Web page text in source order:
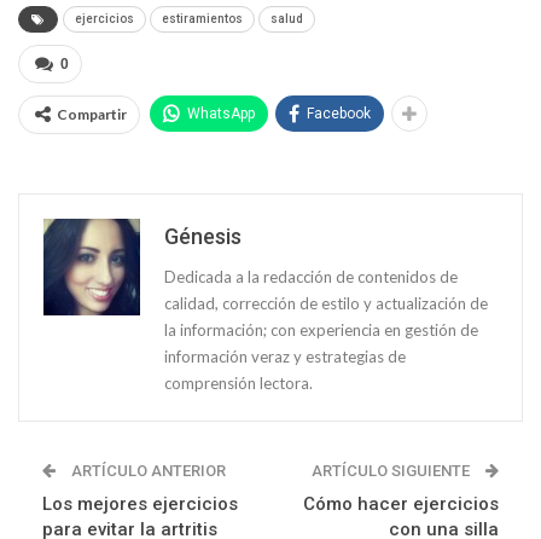
ejercicios estiramientos salud
0
Compartir WhatsApp Facebook
Génesis
Dedicada a la redacción de contenidos de
calidad, corrección de estilo y actualización de
la información; con experiencia en gestión de
información veraz y estrategias de
comprensión lectora.
ARTÍCULO ANTERIOR
Los mejores ejercicios
para evitar la artritis
ARTÍCULO SIGUIENTE
Cómo hacer ejercicios
con una silla